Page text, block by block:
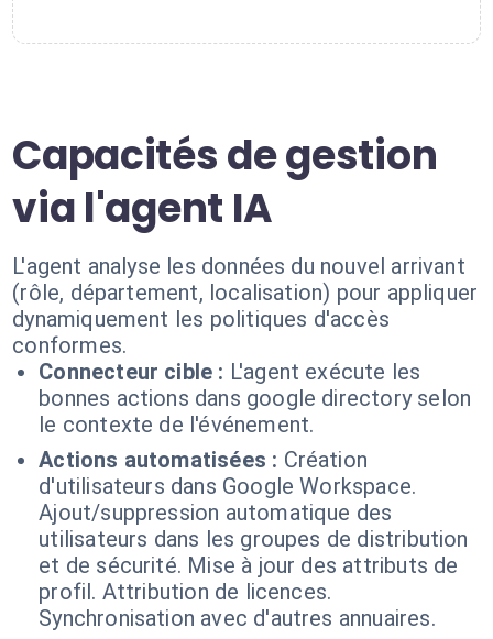
Capacités de gestion
via l'agent IA
L'agent analyse les données du nouvel arrivant
(rôle, département, localisation) pour appliquer
dynamiquement les politiques d'accès
conformes.
Connecteur cible : L'agent exécute les
bonnes actions dans google directory selon
le contexte de l'événement.
Actions automatisées : Création
d'utilisateurs dans Google Workspace.
Ajout/suppression automatique des
utilisateurs dans les groupes de distribution
et de sécurité. Mise à jour des attributs de
profil. Attribution de licences.
Synchronisation avec d'autres annuaires.